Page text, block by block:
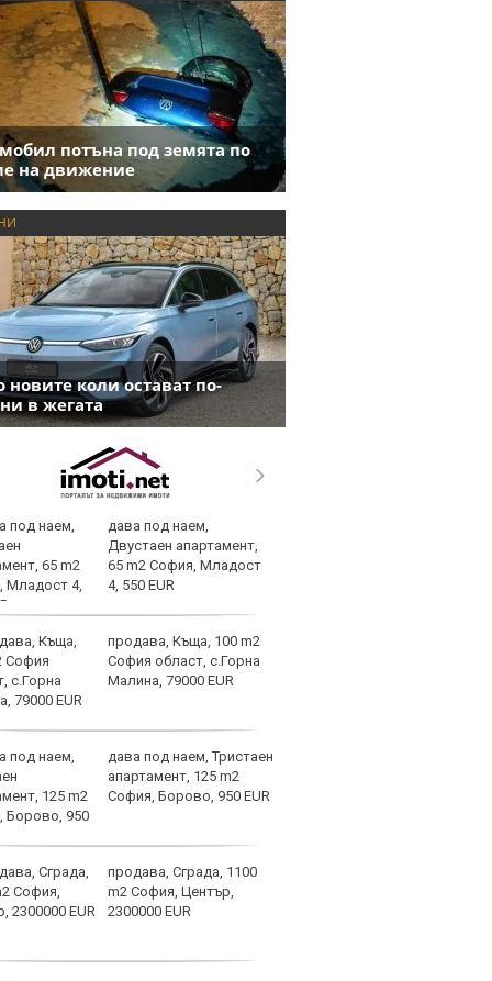
потъна под земята по
на движение
новите коли остават по-
в жегата
дава под наем,
Двустаен апартамент,
65 m2 София, Младост
4, 550 EUR
продава, Къща, 100 m2
София област, с.Горна
Малина, 79000 EUR
дава под наем, Тристаен
апартамент, 125 m2
София, Борово, 950 EUR
продава, Сграда, 1100
m2 София, Център,
2300000 EUR